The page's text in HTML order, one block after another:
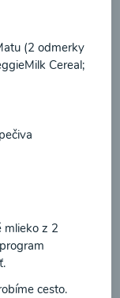
(2 odmerky
Cereal;
mlieko z 2
cesto.